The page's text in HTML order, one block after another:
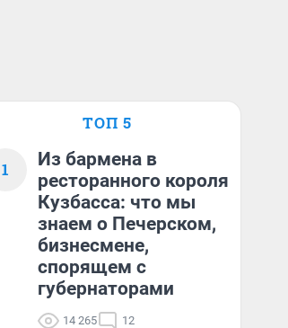
ТОП 5
1
Из бармена в
ресторанного короля
Кузбасса: что мы
знаем о Печерском,
бизнесмене,
спорящем с
губернаторами
14 265 12